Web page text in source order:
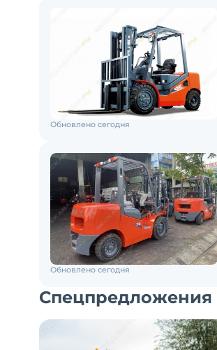
Обновлено сегодня
Обновлено сегодня
Спецпредложения